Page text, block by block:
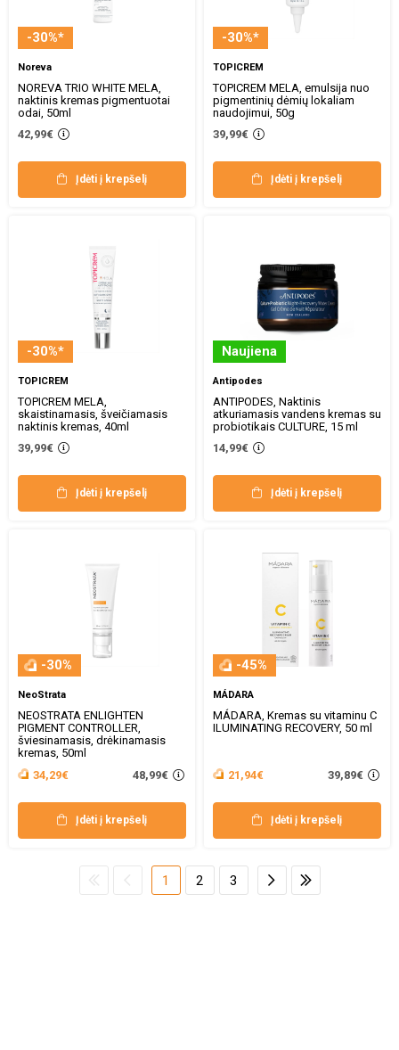
-30%*
Noreva
NOREVA TRIO WHITE MELA,
naktinis kremas pigmentuotai
odai, 50ml
42,99€
Įdėti į krepšelį
-30%*
TOPICREM
TOPICREM MELA, emulsija nuo
pigmentinių dėmių lokaliam
naudojimui, 50g
39,99€
Įdėti į krepšelį
-30%*
TOPICREM
TOPICREM MELA,
skaistinamasis, šveičiamasis
naktinis kremas, 40ml
39,99€
Įdėti į krepšelį
Naujiena
Antipodes
ANTIPODES, Naktinis
atkuriamasis vandens kremas su
probiotikais CULTURE, 15 ml
14,99€
Įdėti į krepšelį
-30%
NeoStrata
NEOSTRATA ENLIGHTEN
PIGMENT CONTROLLER,
šviesinamasis, drėkinamasis
kremas, 50ml
34,29€
48,99€
Įdėti į krepšelį
-45%
MÁDARA
MÁDARA, Kremas su vitaminu C
ILUMINATING RECOVERY, 50 ml
21,94€ 39,89€
Įdėti į krepšelį
1 2 3